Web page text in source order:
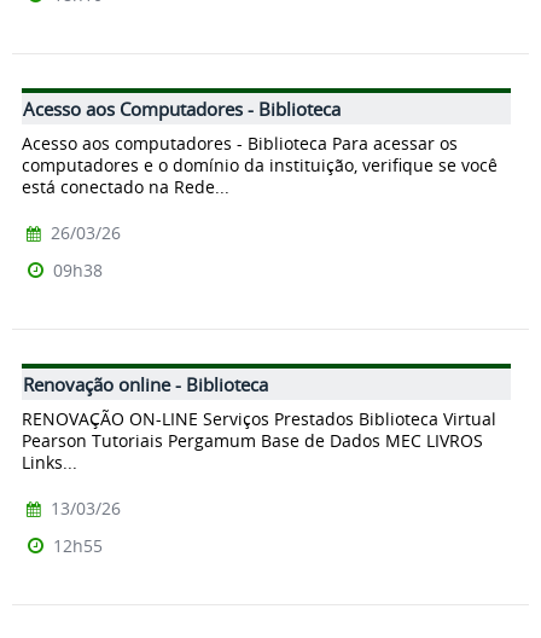
Acesso aos Computadores - Biblioteca
Acesso aos computadores - Biblioteca Para acessar os
computadores e o domínio da instituição, verifique se você
está conectado na Rede...
26/03/26
09h38
Renovação online - Biblioteca
RENOVAÇÃO ON-LINE Serviços Prestados Biblioteca Virtual
Pearson Tutoriais Pergamum Base de Dados MEC LIVROS
Links...
13/03/26
12h55